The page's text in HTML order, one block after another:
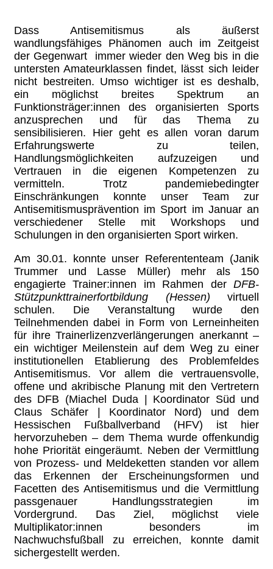
Dass Antisemitismus als äußerst
wandlungsfähiges Phänomen auch im Zeitgeist
der Gegenwart immer wieder den Weg bis in die
untersten Amateurklassen findet, lässt sich leider
nicht bestreiten. Umso wichtiger ist es deshalb,
ein möglichst breites Spektrum an
Funktionsträger:innen des organisierten Sports
anzusprechen und für das Thema zu
sensibilisieren. Hier geht es allen voran darum
Erfahrungswerte zu teilen,
Handlungsmöglichkeiten aufzuzeigen und
Vertrauen in die eigenen Kompetenzen zu
vermitteln. Trotz pandemiebedingter
Einschränkungen konnte unser Team zur
Antisemitismusprävention im Sport im Januar an
verschiedener Stelle mit Workshops und
Schulungen in den organisierten Sport wirken.
Am 30.01. konnte unser Referententeam (Janik
Trummer und Lasse Müller) mehr als 150
engagierte Trainer:innen im Rahmen der DFB-
Stützpunkttrainerfortbildung (Hessen) virtuell
schulen. Die Veranstaltung wurde den
Teilnehmenden dabei in Form von Lerneinheiten
für ihre Trainerlizenzverlängerungen anerkannt –
ein wichtiger Meilenstein auf dem Weg zu einer
institutionellen Etablierung des Problemfeldes
Antisemitismus. Vor allem die vertrauensvolle,
offene und akribische Planung mit den Vertretern
des DFB (Miachel Duda | Koordinator Süd und
Claus Schäfer | Koordinator Nord) und dem
Hessischen Fußballverband (HFV) ist hier
hervorzuheben – dem Thema wurde offenkundig
hohe Priorität eingeräumt. Neben der Vermittlung
von Prozess- und Meldeketten standen vor allem
das Erkennen der Erscheinungsformen und
Facetten des Antisemitismus und die Vermittlung
passgenauer Handlungsstrategien im
Vordergrund. Das Ziel, möglichst viele
Multiplikator:innen besonders im
Nachwuchsfußball zu erreichen, konnte damit
sichergestellt werden.